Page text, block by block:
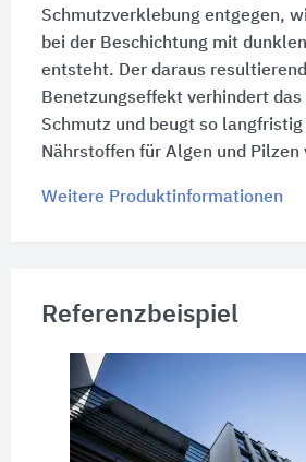
Schmutzverklebung entgegen,
bei der Beschichtung mit
entsteht. Der daraus
Benetzungseffekt verhindert das
Schmutz und beugt so
Nährstoffen für Algen und Pilzen
Weitere Produktinformationen
Referenzbeispiel